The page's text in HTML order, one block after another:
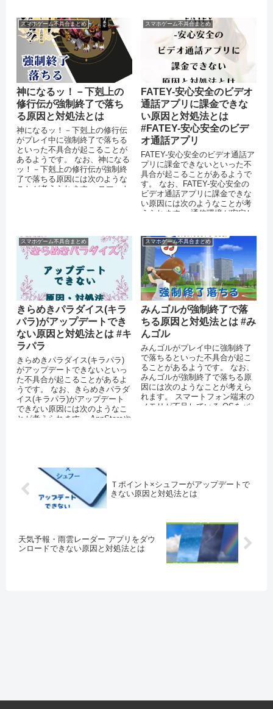
スマホゲーム不具合まとめ
神になるッ！－下剋上の
修行伝が強制終了で落ち
る原因と対処法とは
神になるッ！－下剋上の修行伝
がプレイ中に強制終了で落ちる
といった不具合が起こることが
あるようです。 なお、神になる
ッ！－下剋上の修行伝が強制終
了で落ちる原因には次のような
ことが考えられます。 スマート
スマホゲーム不具合まとめ
FATEY-安心安全のビデオ
通話アプリに課金できな
い原因と対処法とは
#FATEY-安心安全のビデ
オ通話アプリ
FATEY-安心安全のビデオ通話ア
プリに課金できないといった不
具合が起こることがあるようで
す。 なお、FATEY-安心安全の
ビデオ通話アプリに課金できな
い原因には次のようなことが考
えられます。 通信環境が安定し
スマホゲーム不具合まとめ
きらめきパラダイス(キラ
パラ)がアップデートでき
ない原因と対処法とは #キ
ラパラ
きらめきパラダイス(キラパラ)
がアップデートできないといっ
た不具合が起こることがあるよ
うです。 なお、きらめきパラダ
イス(キラパラ)がアップデート
できない原因には次のようなこ
とが考えられます。 AppStoreや
スマホゲーム不具合まとめ
みんゴルが強制終了で落
ちる原因と対処法とは #み
んゴル
みんゴルがプレイ中に強制終了
で落ちるといった不具合が起こ
ることがあるようです。 なお、
みんゴルが強制終了で落ちる原
因には次のようなことが考えら
れます。 スマートフォン端末の
メモリが不足している OSをバ
Ｔポイント×シュフーがアップデートで
きない原因と対処法とは
天気予報・雨雲レーダー アプリをダウ
ンロードできない原因と対処法とは